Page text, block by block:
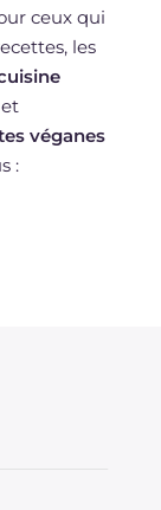
ceux qui
les
véganes
: